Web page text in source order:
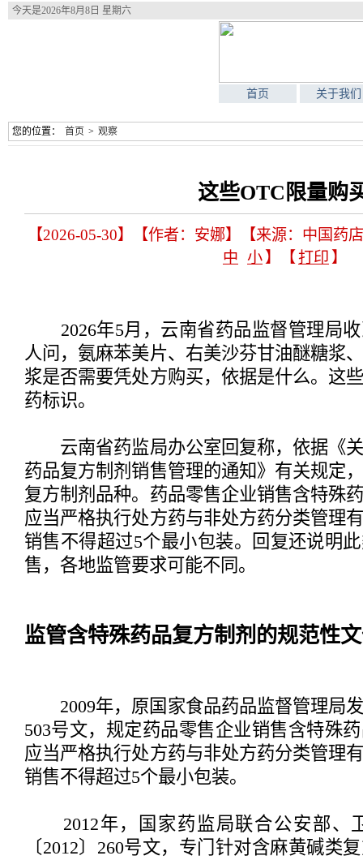
今天是2026年8月8日 星期六
首页 关于我们
您的位置： 首页 > 观察
这些OTC限量购
【2026-05-30】【作者：安娜】【来源：中国药
中 小 】【 打印 】
2026年5月，云南省药品监督管理局收
人问，氨麻苯美片、右美沙芬甘油醚糖浆
浆是否需要凭处方购买，依据是什么。这
药标识。
云南省药监局办公室回复称，依据《关
药品复方制剂销售管理的通知》有关规定
复方制剂品种。药品零售企业销售含特殊
应当严格执行处方药与非处方药分类管理
销售不得超过5个最小包装。回复还说明
售，各地监管要求可能不同。
监管含特殊药品复方制剂的规范性
2009年，原国家食品药品监督管理局发
503号文，规定药品零售企业销售含特殊
应当严格执行处方药与非处方药分类管理
销售不得超过5个最小包装。
2012年，国家药监局联合公安部、
〔2012〕260号文，专门针对含麻黄碱类